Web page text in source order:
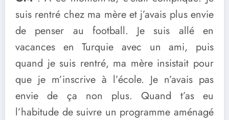
suis rentré chez ma mère et j’avais plus envie
de penser au football. Je suis allé en
vacances en Turquie avec un ami, puis
quand je suis rentré, ma mère insistait pour
que je m’inscrive à l’école. Je n’avais pas
envie de ça non plus. Quand t’as eu
l’habitude de suivre un programme aménagé